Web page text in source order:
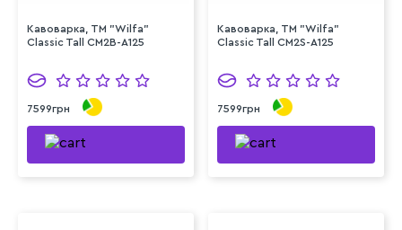
Кавоварка, TM "Wilfa"
Classic Tall CM2B-A125
7599грн
Кавоварка, TM "Wilfa"
Classic Tall CM2S-A125
7599грн